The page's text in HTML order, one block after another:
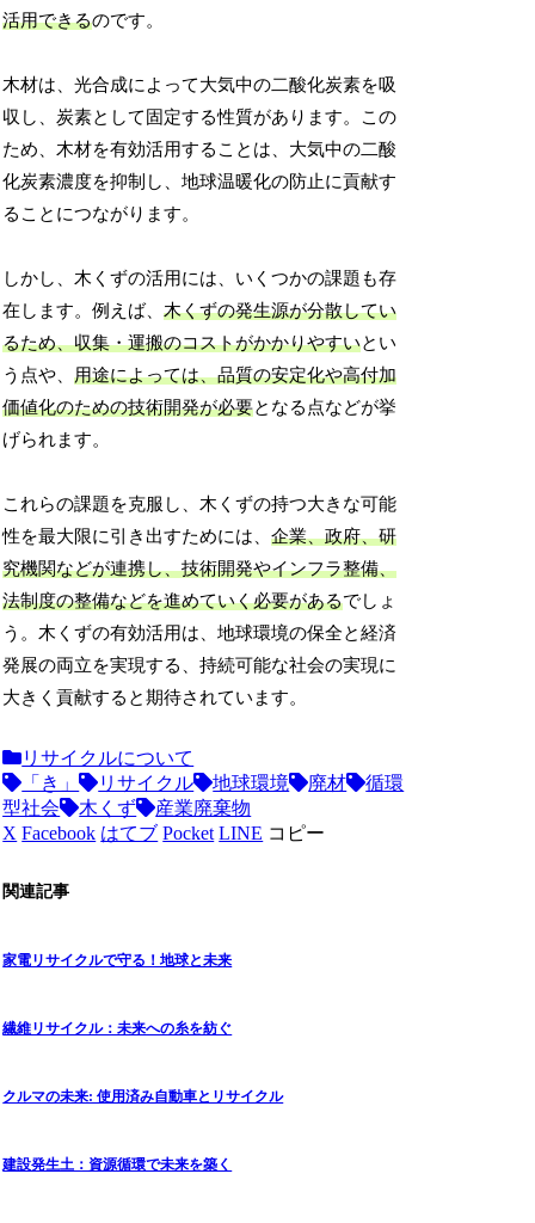
活用できるのです。
木材は、光合成によって大気中の二酸化炭素を吸
収し、炭素として固定する性質があります。この
ため、木材を有効活用することは、大気中の二酸
化炭素濃度を抑制し、地球温暖化の防止に貢献す
ることにつながります。
しかし、木くずの活用には、いくつかの課題も存
在します。例えば、木くずの発生源が分散してい
るため、収集・運搬のコストがかかりやすいとい
う点や、用途によっては、品質の安定化や高付加
価値化のための技術開発が必要となる点などが挙
げられます。
これらの課題を克服し、木くずの持つ大きな可能
性を最大限に引き出すためには、企業、政府、研
究機関などが連携し、技術開発やインフラ整備、
法制度の整備などを進めていく必要があるでしょ
う。木くずの有効活用は、地球環境の保全と経済
発展の両立を実現する、持続可能な社会の実現に
大きく貢献すると期待されています。
リサイクルについて
「き」
リサイクル 地球環境 廃材
循環
型社会
木くず
産業廃棄物
X Facebook はてブ Pocket LINE コピー
関連記事
家電リサイクルで守る！地球と未来
繊維リサイクル：未来への糸を紡ぐ
クルマの未来: 使用済み自動車とリサイクル
建設発生土：資源循環で未来を築く